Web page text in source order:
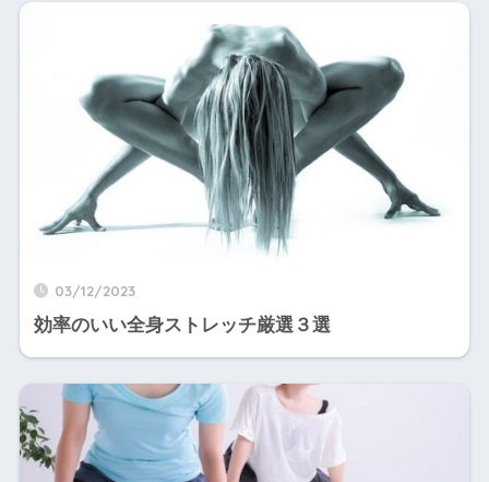
03/12/2023
効率のいい全身ストレッチ厳選３選